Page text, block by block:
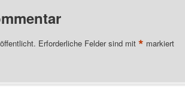
Erforderliche Felder sind mit * markiert